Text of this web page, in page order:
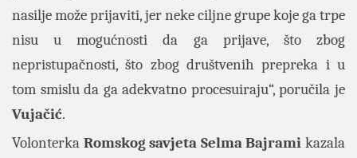
nasilje može prijaviti, jer neke ciljne grupe koje ga trpe
nisu u mogućnosti da ga prijave, što zbog
nepristupačnosti, što zbog društvenih prepreka i u
tom smislu da ga adekvatno procesuiraju“, poručila je
Vujačić.
Volonterka Romskog savjeta Selma Bajrami kazala